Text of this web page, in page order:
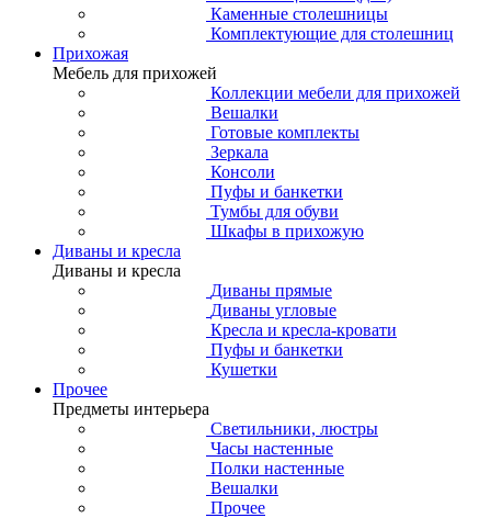
Каменные столешницы
Комплектующие для столешниц
Прихожая
Мебель для прихожей
Коллекции мебели для прихожей
Вешалки
Готовые комплекты
Зеркала
Консоли
Пуфы и банкетки
Тумбы для обуви
Шкафы в прихожую
Диваны и кресла
Диваны и кресла
Диваны прямые
Диваны угловые
Кресла и кресла-кровати
Пуфы и банкетки
Кушетки
Прочее
Предметы интерьера
Светильники, люстры
Часы настенные
Полки настенные
Вешалки
Прочее